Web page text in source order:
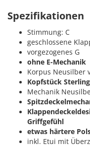
Spezifikationen
Stimmung: C
geschlossene
vorgezogenes G
ohne E-Mechanik
Korpus Neusilber
Kopfstück
Mechanik
Griffgefühl
etwas härtere
inkl. Etui mit